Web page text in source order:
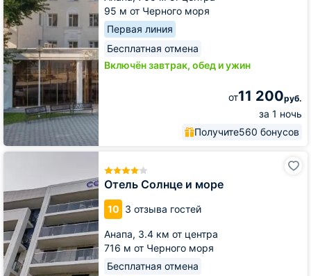
95 м от Черного моря
Первая линия
Бесплатная отмена
Включён завтрак, обед и ужин
от11 200руб.
за 1 ночь
Получите560 бонусов
Отель Солнце и море
10 3 отзыва гостей
Анапа, 3.4 км от центра
716 м от Черного моря
Бесплатная отмена
Отель
море